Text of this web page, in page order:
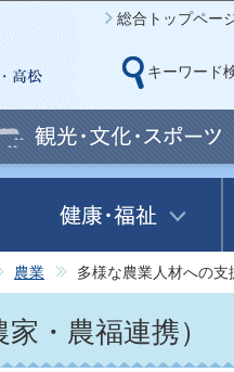
このページの本文へ移動
総合トップペー
キーワード
農業 多様な農業人材への支
・農福連携）